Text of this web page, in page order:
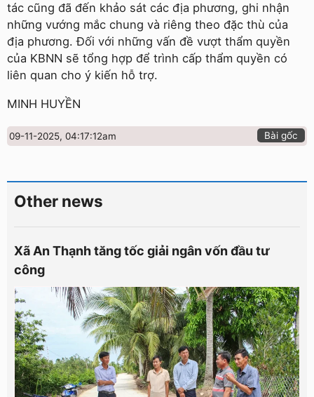
tác cũng đã đến khảo sát các địa phương, ghi nhận
những vướng mắc chung và riêng theo đặc thù của
địa phương. Đối với những vấn đề vượt thẩm quyền
của KBNN sẽ tổng hợp để trình cấp thẩm quyền có
liên quan cho ý kiến hỗ trợ.
MINH HUYỀN
09-11-2025, 04:17:12am Bài gốc
Other news
Xã An Thạnh tăng tốc giải ngân vốn đầu tư
công